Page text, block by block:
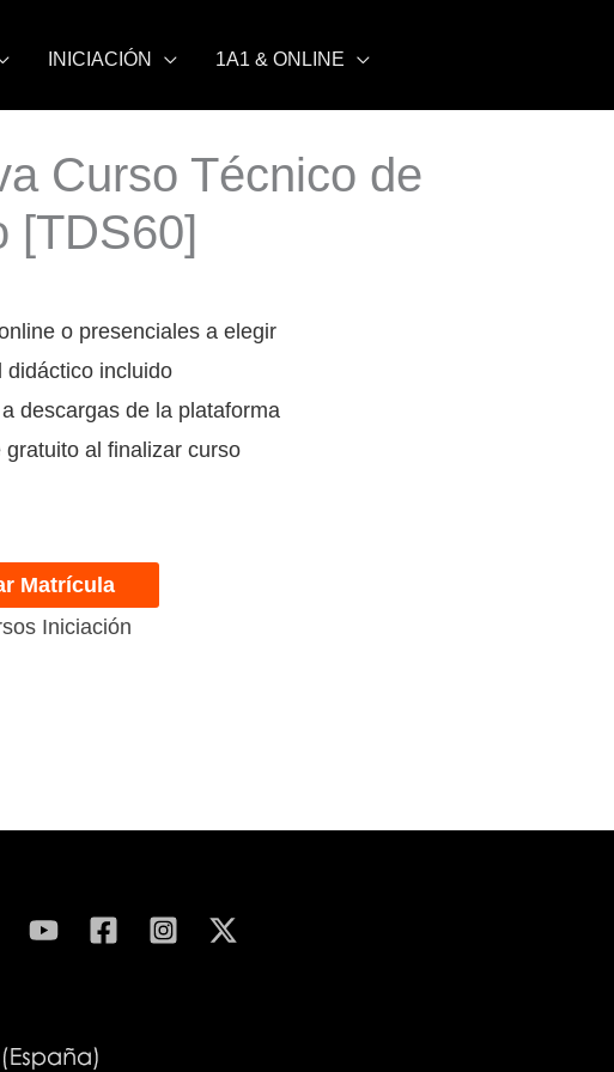
INICIACIÓN 1A1 & ONLINE
Curso Técnico de
[TDS60]
o presenciales a elegir
didáctico incluido
descargas de la plataforma
gratuito al finalizar curso
Matrícula
Iniciación